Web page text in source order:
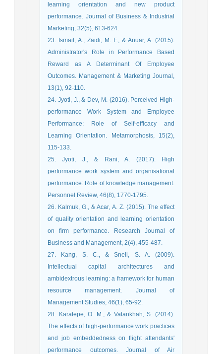
learning orientation and new product
performance. Journal of Business & Industrial
Marketing, 32(5), 613-624.
23. Ismail, A., Zaidi, M. F., & Anuar, A. (2015).
Administrator's Role in Performance Based
Reward as A Determinant Of Employee
Outcomes. Management & Marketing Journal,
13(1), 92-110.
24. Jyoti, J., & Dev, M. (2016). Perceived High-
performance Work System and Employee
Performance: Role of Self-efficacy and
Learning Orientation. Metamorphosis, 15(2),
115-133.
25. Jyoti, J., & Rani, A. (2017). High
performance work system and organisational
performance: Role of knowledge management.
Personnel Review, 46(8), 1770-1795.
26. Kalmuk, G., & Acar, A. Z. (2015). The effect
of quality orientation and learning orientation
on firm performance. Research Journal of
Business and Management, 2(4), 455-487.
27. Kang, S. C., & Snell, S. A. (2009).
Intellectual capital architectures and
ambidextrous learning: a framework for human
resource management. Journal of
Management Studies, 46(1), 65-92.
28. Karatepe, O. M., & Vatankhah, S. (2014).
The effects of high-performance work practices
and job embeddedness on flight attendants'
performance outcomes. Journal of Air